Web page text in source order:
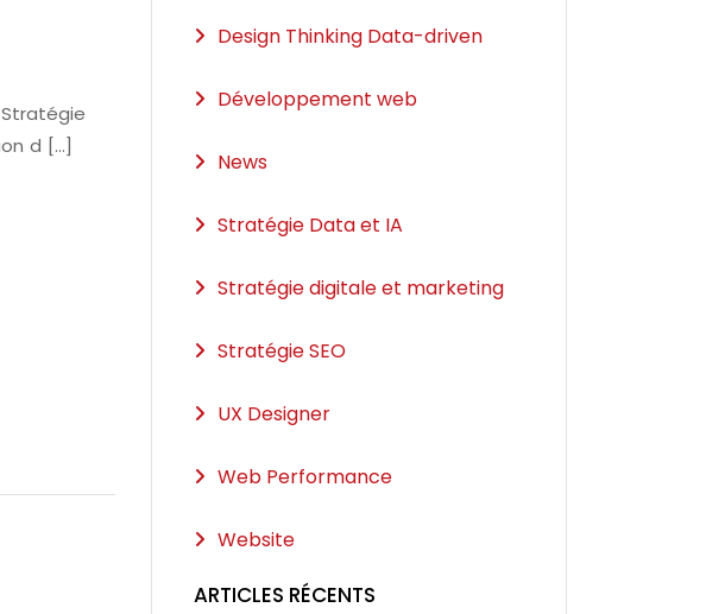
d [...]
Design Thinking Data-driven
Développement web
News
Stratégie Data et IA
Stratégie digitale et marketing
Stratégie SEO
UX Designer
Web Performance
Website
ARTICLES RÉCENTS